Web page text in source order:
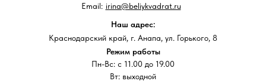
Наш адрес:
Краснодарский край, г. Анапа, ул. Горького, 8
Режим работы
Пн-Вс: с 11.00 до 19.00
Вт: выходной
irina@beliykvadrat.ru
Email: